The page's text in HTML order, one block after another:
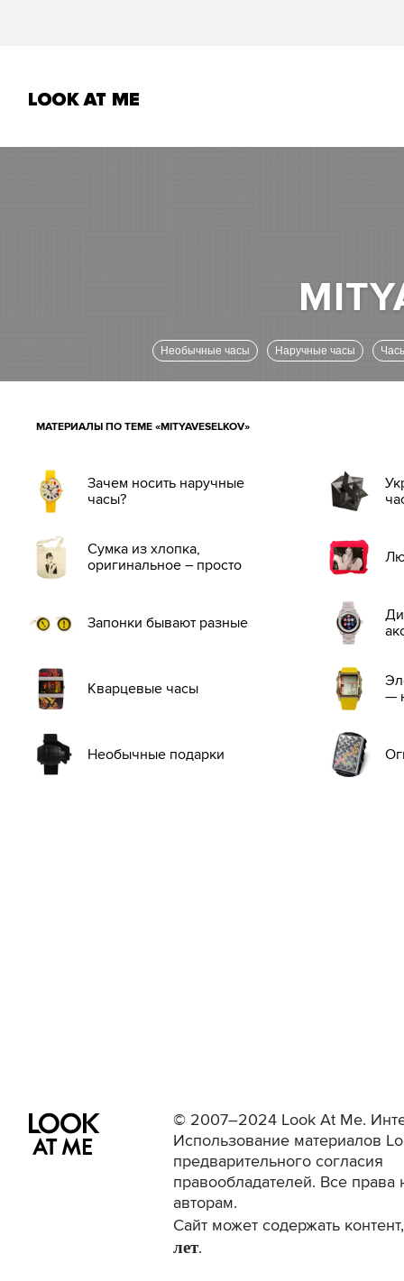
Необычные часы Наручные часы
МАТЕРИАЛЫ ПО ТЕМЕ «MITYAVESELKOV»
Зачем носить наручные
часы?
Сумка из хлопка,
оригинальное – просто
Запонки бывают разные
Кварцевые часы
Необычные подарки
—
© 2007–2024 Look At Me.
Использование материалов
предварительного согласия
правообладателей. Все права
авторам.
Сайт может содержать
лет.